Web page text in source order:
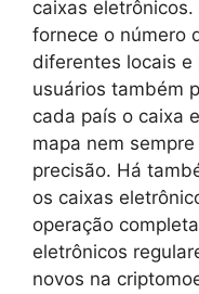
caixas
fornece o número
diferentes locais e
usuários também
cada país o caixa
mapa nem
precisão. Há
os caixas
operação
eletrônicos
novos na